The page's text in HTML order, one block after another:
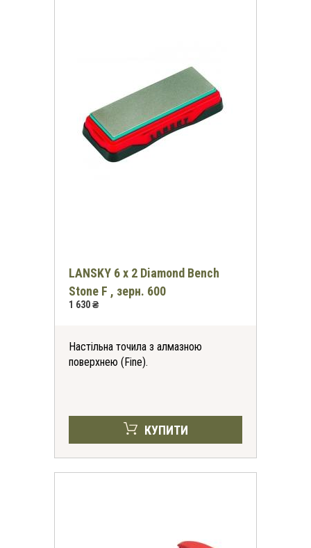
LANSKY 6 x 2 Diamond Bench
Stone F , зерн. 600
1 630 ₴
Настільна точила з алмазною
поверхнею (Fine).
КУПИТИ